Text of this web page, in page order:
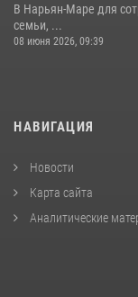
В Нарьян-Маре для
семьи, ...
08 июня 2026, 09:39
НАВИГАЦИЯ
Новости
Карта сайта
Аналитические